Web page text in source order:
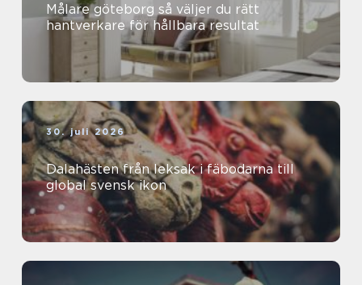
Målare göteborg så väljer du rätt
hantverkare för hållbara resultat
30. juli 2026
Dalahästen från leksak i fäbodarna till
global svensk ikon